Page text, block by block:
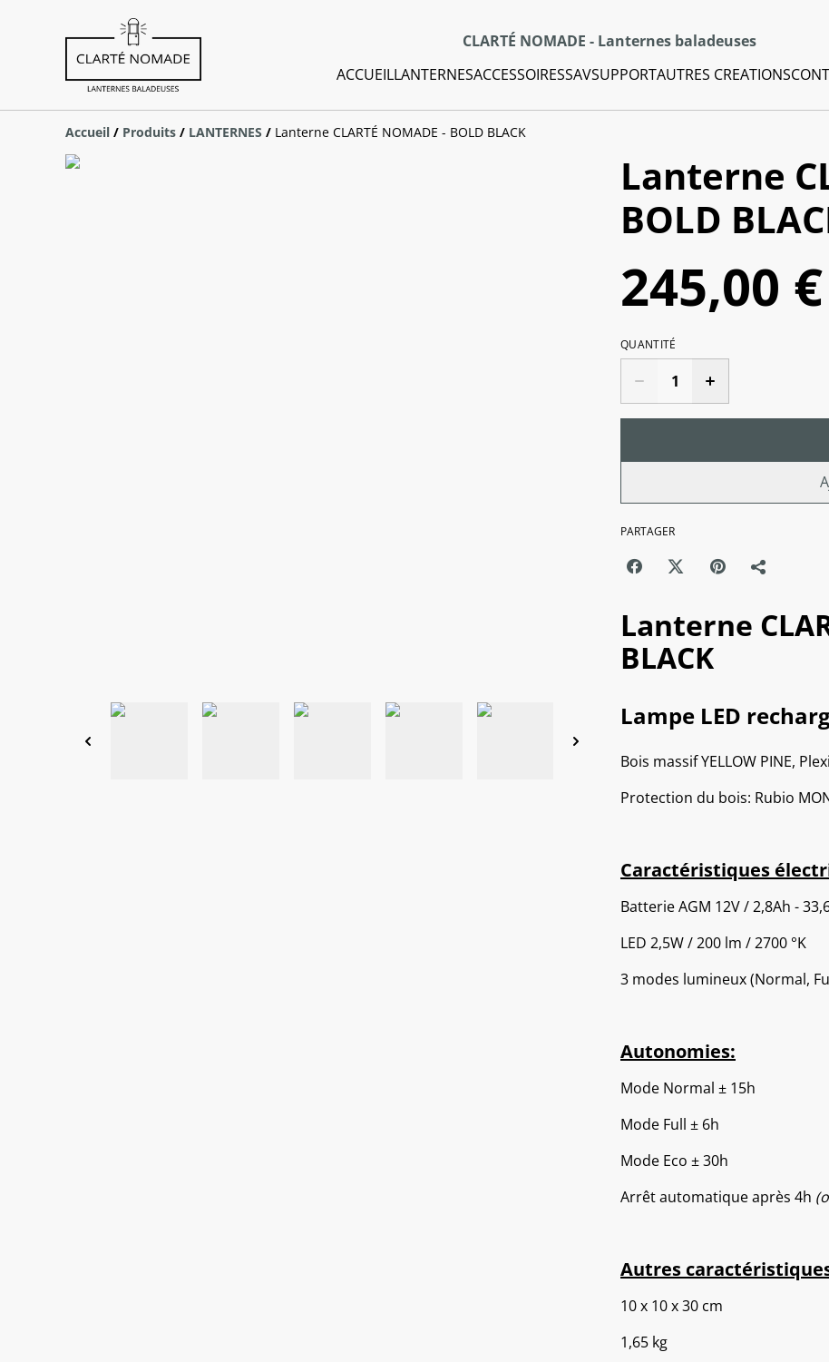
CLARTÉ NOMADE - Lanternes baladeuses
ACCUEILLANTERNESACCESSOIRESSAVSUPPORTAUTRES CREATIONS
Accueil / Produits / LANTERNES / Lanterne CLARTÉ NOMADE - BOLD BLACK
Lanterne
BOLD
245,00 €
QUANTITÉ
PARTAGER
Lanterne
BLACK
Lampe LED
Bois massif YELLOW PINE,
Protection du bois: Rubio
Caractéristiques
Batterie AGM 12V / 2,8Ah -
LED 2,5W / 200 lm / 2700 °K
3 modes lumineux (Normal,
Autonomies:
Mode Normal ± 15h
Mode Full ± 6h
Mode Eco ± 30h
Arrêt automatique après 4h
Autres
10 x 10 x 30 cm
1,65 kg